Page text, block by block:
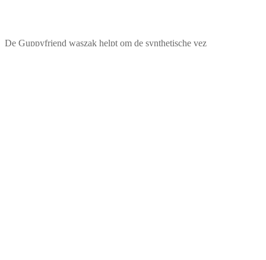
De Guppyfriend waszak helpt om de synthetische vez